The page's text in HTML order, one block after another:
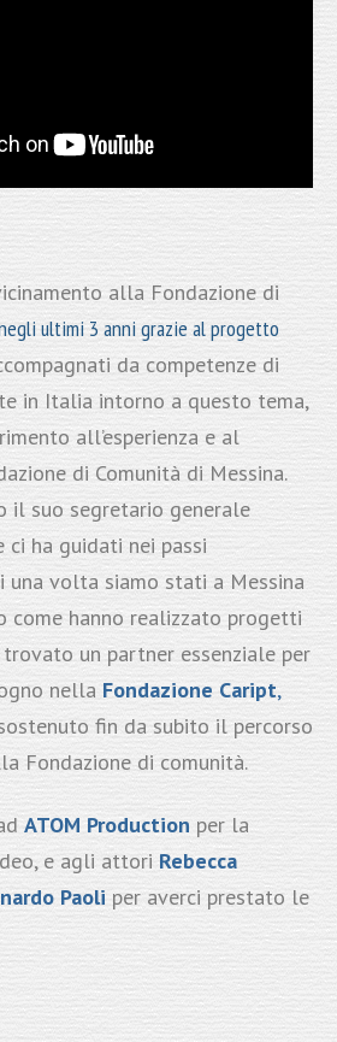
alla Fondazione di
ultimi 3 anni grazie al progetto
da competenze di
in Italia intorno a questo tema,
all’esperienza e al
di Comunità di Messina.
il suo segretario generale
ci ha guidati nei passi
una volta siamo stati a Messina
come hanno realizzato progetti
trovato un partner essenziale per
nella Fondazione Caript,
fin da subito il percorso
Fondazione di comunità.
ATOM Production per la
e agli attoriRebecca
Paoli per averci prestato le